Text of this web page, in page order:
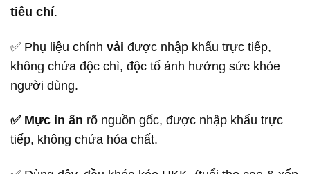
tiêu chí.
✅ Phụ liệu chính vải được nhập khẩu trực tiếp,
không chứa độc chì, độc tố ảnh hưởng sức khỏe
người dùng.
✅ Mực in ấn rõ nguồn gốc, được nhập khẩu trực
tiếp, không chứa hóa chất.